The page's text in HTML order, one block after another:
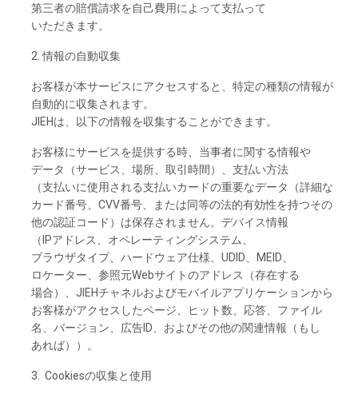
第三者の賠償請求を自己費用に よって支払って
いただきます。
2. 情報の自動収集
お客様が本サービスにアクセスすると、 特定の種類の情報が
自動的に収集さ れます。
JIEHは、
以下の情報を収集することができます。
お客様にサービスを提供する時、 当事者に関する情報や
データ
（サービス、 場所、 取引時間）、 支払い方法
（支払いに使用さ れる支払いカードの重要なデータ
（詳細な
カード番号、 CVV番号、 または同等の法的有効性を持つその
他の認証コード）は保存さ れません。 デバイス情報
（IPアドレス、 オペレーティングシステム、
ブラウザタイプ、 ハードウェア仕様、 UDID、MEID、
ロケーター、 参照元Webサイトのアドレス
（存在する
場合）、 JIEHチャネルおよびモバイルアプリケーションから
お客様がアクセスしたページ、 ヒット数、 応答、 ファイル
名、 バージョン、 広告ID、およびその他の関連情報（もし
あれば））。
3. Cookiesの収集と使用